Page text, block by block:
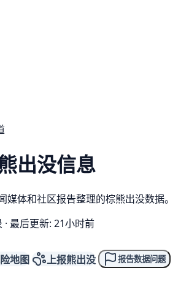
出没信息
媒体和社区报告整理的棕熊出没数据。
· 最后更新: 21小时前
地图 上报熊出没 报告数据问题